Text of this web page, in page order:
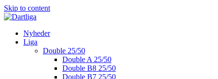
Skip to content
Nyheder
Liga
Double 25/50
Double A 25/50
Double B8 25/50
Double B7 25/50